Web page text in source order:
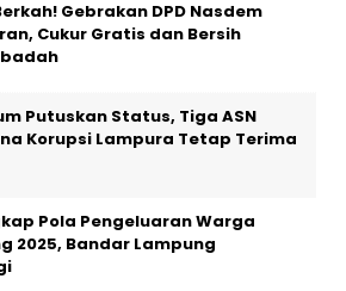
Gebrakan DPD Nasdem
Cukur Gratis dan Bersih
Putuskan Status, Tiga ASN
Korupsi Lampura Tetap Terima
Pola Pengeluaran Warga
2025, Bandar Lampung